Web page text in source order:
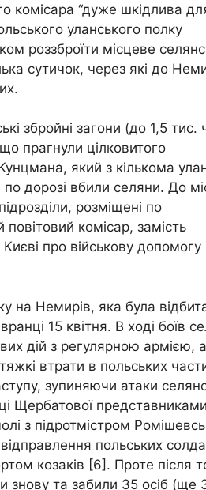
комісара “дуже шкідлива
уланського полку
роззброїти місцеве
сутичок, через які до
збройні загони (до 1,5 тис.
прагнули цілковитого
який з кількома
дорозі вбили селяни. До
розміщені по
комісар, замість
про військову допомогу
на Немирів, яка була
15 квітня. В ході боїв
дій з регулярною армією,
втрати в польських
зупиняючи атаки
Щербатової
з підротмістром
польських
козаків [6]. Проте після
знову та забили 35 осіб (ще